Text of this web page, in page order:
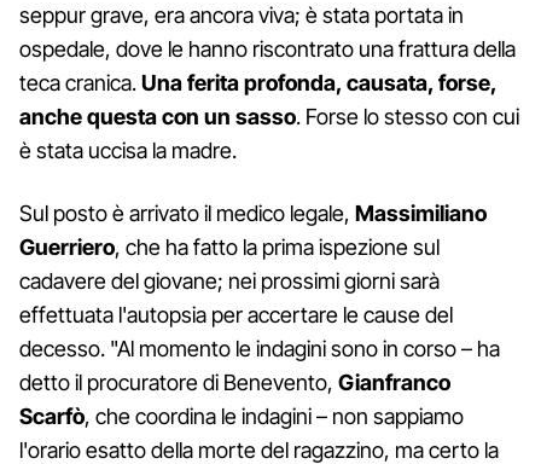
seppur grave, era ancora viva; è stata portata in
ospedale, dove le hanno riscontrato una frattura della
teca cranica.Una ferita profonda, causata, forse,
anche questa con un sasso. Forse lo stesso con cui
è stata uccisa la madre.
Sul posto è arrivato il medico legale, Massimiliano
Guerriero, che ha fatto la prima ispezione sul
cadavere del giovane; nei prossimi giorni sarà
effettuata l'autopsia per accertare le cause del
decesso. "Al momento le indagini sono in corso – ha
detto il procuratore di Benevento, Gianfranco
Scarfò, che coordina le indagini – non sappiamo
l'orario esatto della morte del ragazzino, ma certo la